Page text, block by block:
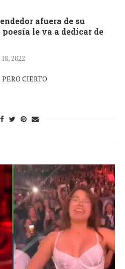
afuera de su
le va a dedicar de
2022
CIERTO